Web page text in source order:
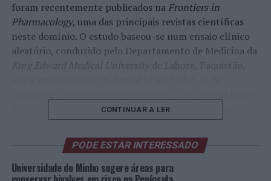
foram recentemente publicados na Frontiers in
Pharmacology, uma das principais revistas científicas
neste domínio. O estudo baseou-se num ensaio clínico
aleatório, conduzido pelo Departamento de Medicina da
King Edward Medical University
de Lahore, Paquistão,
é investigador visitante noINEOS Oxford Institute for
Antimicrobial Research, and Nuffield Division of Clinical
and Laboratory Sciences, doRadcliffe Department of
da Universidade de Oxford, no Reino Unido.
CONTINUAR A LER
PODE ESTAR INTERESSADO
Universidade do Minho sugere áreas para